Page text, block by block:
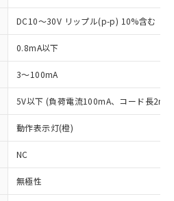
DC10～30V リップル(p-p) 10%含む
0.8mA以下
3～100mA
5V以下 (負荷電流100mA、コード長2m
動作表示灯(橙)
NC
無極性